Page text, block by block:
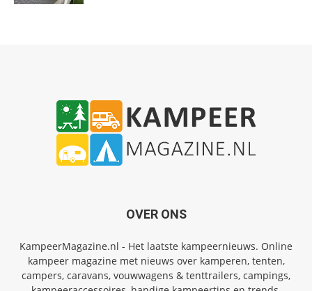
OVER ONS
KampeerMagazine.nl - Het laatste kampeernieuws. Online
kampeer magazine met nieuws over kamperen, tenten,
campers, caravans, vouwwagens & tenttrailers, campings,